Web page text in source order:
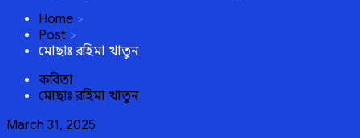
Home
Post
মোছাঃ রহিমা খাতুন
কবিতা
মোছাঃ রহিমা খাতুন
Posted
March 31, 2025